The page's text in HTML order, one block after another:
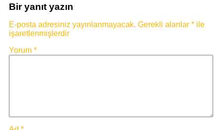
Bir yanıt yazın
E-posta adresiniz yayınlanmayacak. Gerekli alanlar * ile
işaretlenmişlerdir
Yorum *